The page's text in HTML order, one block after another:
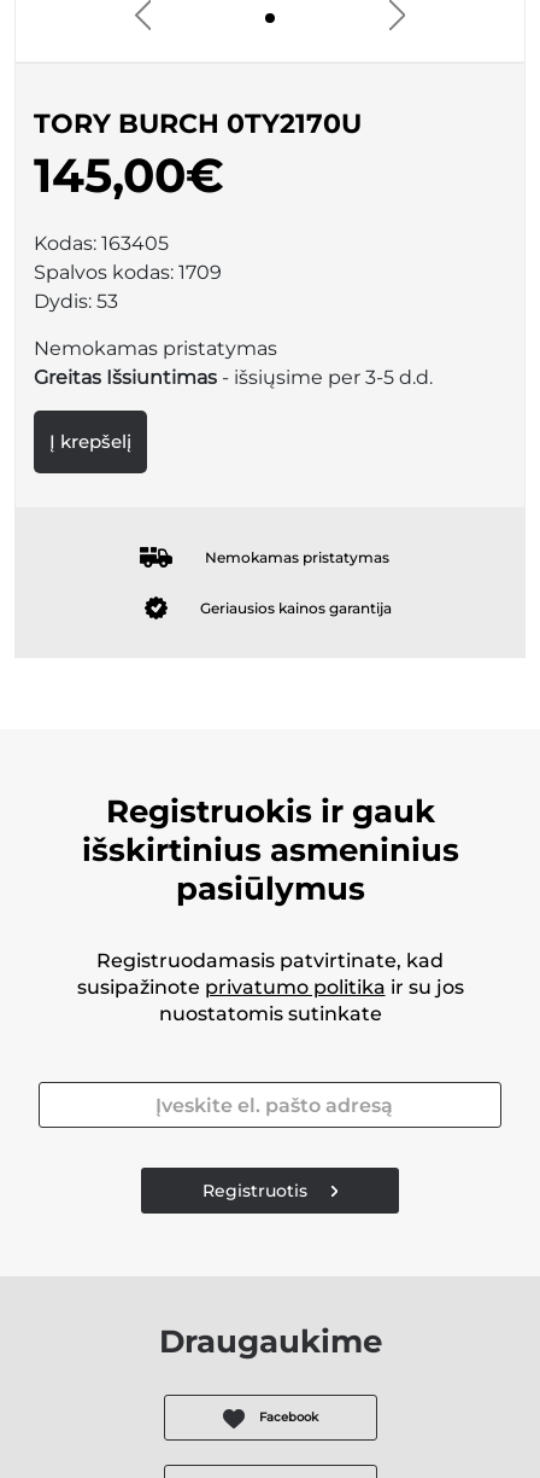
TORY BURCH 0TY2170U
145,00€
Kodas: 163405
Spalvos kodas: 1709
Dydis: 53
Nemokamas pristatymas
Greitas Išsiuntimas - išsiųsime per 3-5 d.d.
Į krepšelį
Nemokamas pristatymas
Geriausios kainos garantija
Registruokis ir gauk
išskirtinius asmeninius
pasiūlymus
Registruodamasis patvirtinate, kad
susipažinote privatumo politika ir su jos
nuostatomis sutinkate
Registruotis
Draugaukime
Facebook